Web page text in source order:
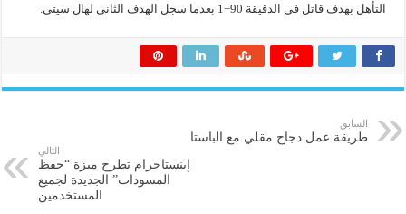
التأهل بهدف قاتل في الدقيقة 90+1 بعدما سجل الهدف الثاني لهال سيتي.
السابق
طريقة عمل دجاج مقلي مع الباستا
التالي
إينستاجرام تطرح ميزة “حفظ
المسودات” الجديدة لجميع
المستخدمين